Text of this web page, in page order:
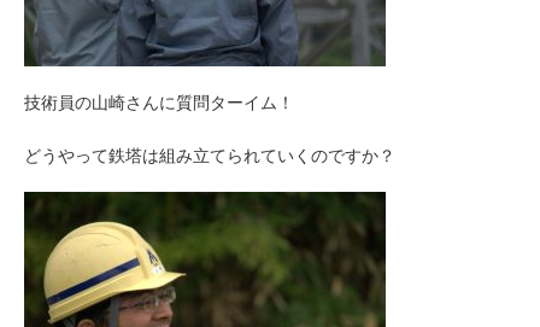
技術員の山崎さんに質問ターイム！
どうやって鉄塔は組み立てられていくのですか？